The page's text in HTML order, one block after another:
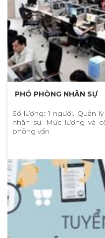
PHÓ PHÒNG NHÂN SỰ
Số lượng: 1 người. Quản
nhân sự. Mức lương và
phỏng vấn